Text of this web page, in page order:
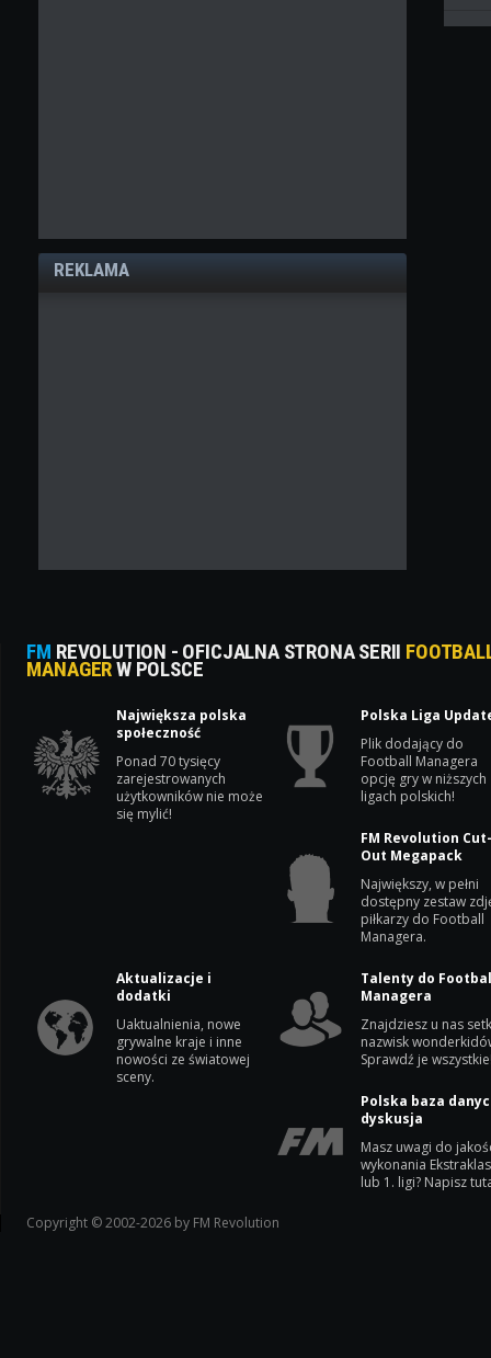
REKLAMA
FM REVOLUTION - OFICJALNA STRONA SERII
MANAGERW POLSCE
Największa polska
społeczność
Ponad 70 tysięcy
zarejestrowanych
użytkowników nie może
się mylić!
Polska Liga
Plik dodający do
Football Managera
opcję gry w niższych
ligach polskich!
FM Revolution
Out Megapack
Największy, w pełni
dostępny zestaw
piłkarzy do Football
Managera.
Aktualizacje i
dodatki
Uaktualnienia, nowe
grywalne kraje i inne
nowości ze światowej
sceny.
Talenty do
Managera
Znajdziesz u nas
nazwisk
Sprawdź je
Polska baza
dyskusja
Masz uwagi do
wykonania
lub 1. ligi? Napisz
Copyright © 2002-2026 by FM Revolution